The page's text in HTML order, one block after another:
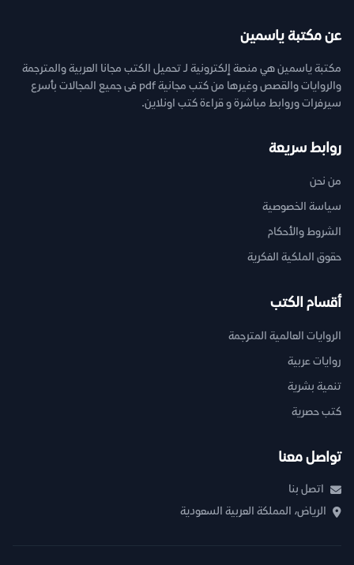
عن مكتبة ياسمين
مكتبة ياسمين هي منصة إلكترونية لـ تحميل الكتب مجانا العربية والمترجمة
والروايات والقصص وغيرها من كتب مجانية pdf فى جميع المجالات بأسرع
سيرفرات وروابط مباشرة و قراءة كتب اونلاين.
روابط سريعة
من نحن
سياسة الخصوصية
الشروط والأحكام
حقوق الملكية الفكرية
أقسام الكتب
الروايات العالمية المترجمة
روايات عربية
تنمية بشرية
كتب حصرية
تواصل معنا
اتصل بنا
الرياض، المملكة العربية السعودية